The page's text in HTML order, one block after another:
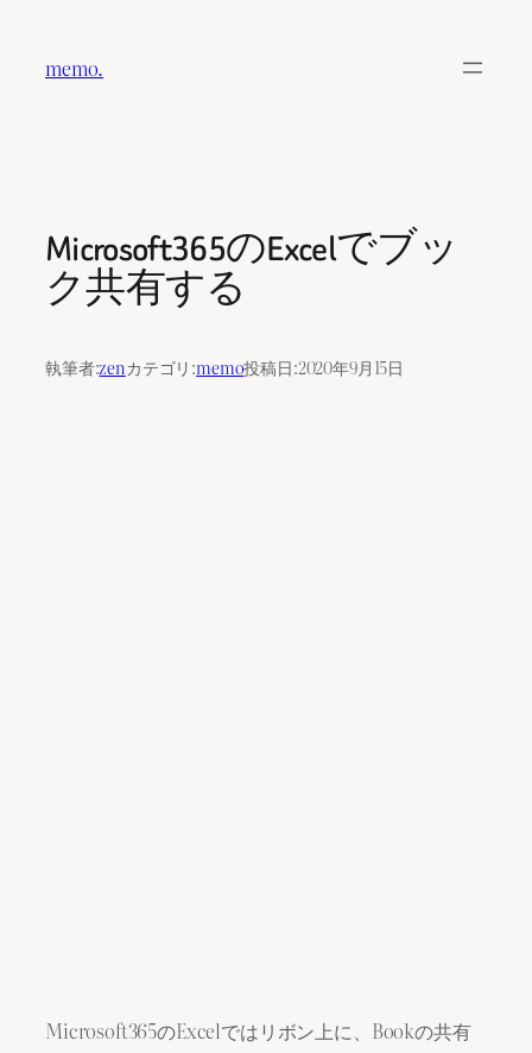
memo.
Microsoft365のExcelでブッ
ク共有する
執筆者:zenカテゴリ:memo投稿日:2020年9月15日
Microsoft365のExcelではリボン上に、Bookの共有